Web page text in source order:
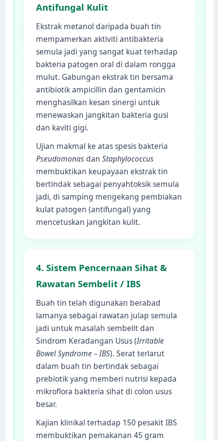
Antifungal Kulit
Ekstrak metanol daripada buah tin
mempamerkan aktiviti antibakteria
semula jadi yang sangat kuat terhadap
bakteria patogen oral di dalam rongga
mulut. Gabungan ekstrak tin bersama
antibiotik ampicillin dan gentamicin
menghasilkan kesan sinergi untuk
menewaskan jangkitan bakteria gusi
dan kaviti gigi.
Ujian makmal ke atas spesis bakteria
PseudomonasdanStaphylococcus
membuktikan keupayaan ekstrak tin
bertindak sebagai penyahtoksik semula
jadi, di samping mengekang pembiakan
kulat patogen (antifungal) yang
mencetuskan jangkitan kulit.
4. Sistem Pencernaan Sihat &
Rawatan Sembelit / IBS
Buah tin telah digunakan berabad
lamanya sebagai rawatan julap semula
jadi untuk masalah sembelit dan
Sindrom Keradangan Usus (Irritable
Bowel Syndrome – IBS). Serat terlarut
dalam buah tin bertindak sebagai
prebiotik yang memberi nutrisi kepada
mikroflora bakteria sihat di colon usus
besar.
Kajian klinikal terhadap 150 pesakit IBS
membuktikan pemakanan 45 gram